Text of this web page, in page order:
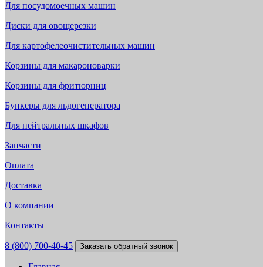
Для посудомоечных машин
Диски для овощерезки
Для картофелеочистительных машин
Корзины для макароноварки
Корзины для фритюрниц
Бункеры для льдогенератора
Для нейтральных шкафов
Запчасти
Оплата
Доставка
О компании
Контакты
8 (800) 700-40-45 Заказать обратный звонок